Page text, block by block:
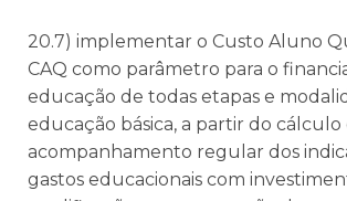
20.7) implementar o Custo Aluno
CAQ como parâmetro para o
educação de todas etapas e
educação básica, a partir do cálculo
acompanhamento regular dos
gastos educacionais com